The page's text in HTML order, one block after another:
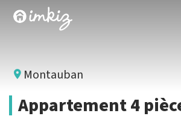
Montauban
Appartement 4